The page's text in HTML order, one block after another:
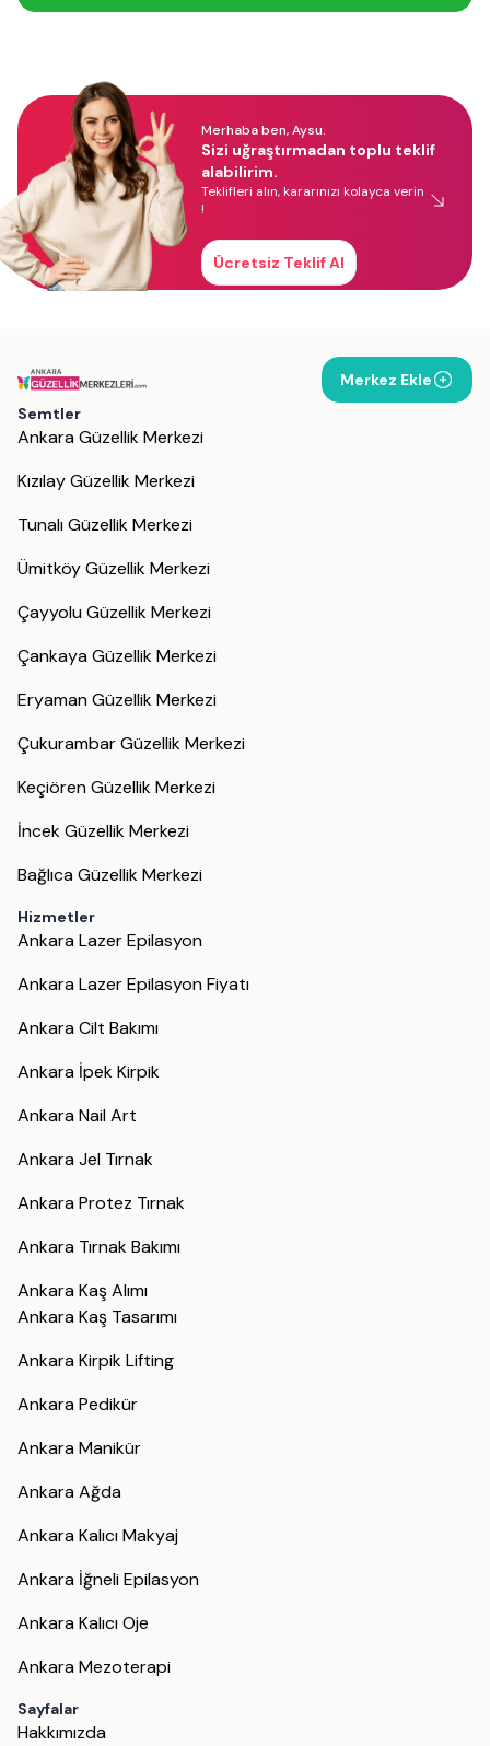
Merhaba ben, Aysu.
Sizi uğraştırmadan toplu teklif
alabilirim.
Teklifleri alın, kararınızı kolayca verin
!
Ücretsiz Teklif Al
Merkez Ekle
Semtler
Ankara Güzellik Merkezi
Kızılay Güzellik Merkezi
Tunalı Güzellik Merkezi
Ümitköy Güzellik Merkezi
Çayyolu Güzellik Merkezi
Çankaya Güzellik Merkezi
Eryaman Güzellik Merkezi
Çukurambar Güzellik Merkezi
Keçiören Güzellik Merkezi
İncek Güzellik Merkezi
Bağlıca Güzellik Merkezi
Hizmetler
Ankara Lazer Epilasyon
Ankara Lazer Epilasyon Fiyatı
Ankara Cilt Bakımı
Ankara İpek Kirpik
Ankara Nail Art
Ankara Jel Tırnak
Ankara Protez Tırnak
Ankara Tırnak Bakımı
Ankara Kaş Alımı
Ankara Kaş Tasarımı
Ankara Kirpik Lifting
Ankara Pedikür
Ankara Manikür
Ankara Ağda
Ankara Kalıcı Makyaj
Ankara İğneli Epilasyon
Ankara Kalıcı Oje
Ankara Mezoterapi
Sayfalar
Hakkımızda